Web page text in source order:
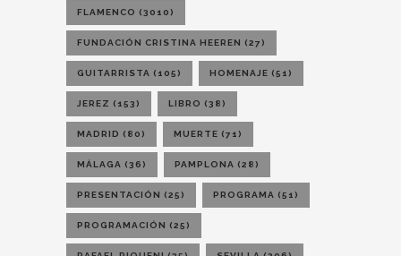
FLAMENCO (3010)
FUNDACIÓN CRISTINA HEEREN (27)
GUITARRISTA (105) HOMENAJE (51)
JEREZ (153) LIBRO (38)
MADRID (80) MUERTE (71)
MÁLAGA (36) PAMPLONA (28)
PRESENTACIÓN (25) PROGRAMA (51)
PROGRAMACIÓN (25)